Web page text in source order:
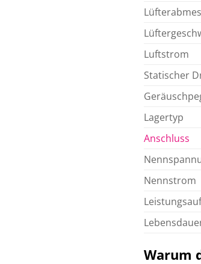
Luftstrom
Statischer
Lagertyp
Anschluss
Nennstrom
Warum